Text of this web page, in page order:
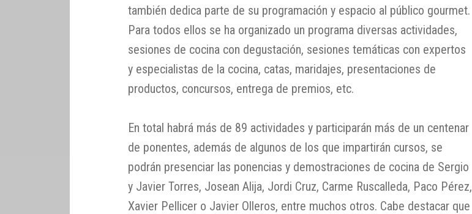
también dedica parte de su programación y espacio al público gourmet.
Para todos ellos se ha organizado un programa diversas actividades,
sesiones de cocina con degustación, sesiones temáticas con expertos
y especialistas de la cocina, catas, maridajes, presentaciones de
productos, concursos, entrega de premios, etc.
En total habrá más de 89 actividades y participarán más de un centenar
de ponentes, además de algunos de los que impartirán cursos, se
podrán presenciar las ponencias y demostraciones de cocina de Sergio
y Javier Torres, Josean Alija, Jordi Cruz, Carme Ruscalleda, Paco Pérez,
Xavier Pellicer o Javier Olleros, entre muchos otros. Cabe destacar que